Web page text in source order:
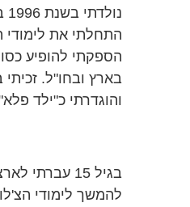
הספקתי להופיע
בארץ ובחו"ל.
והוגדרתי כ"ילד
בגיל 15
להמשך לימודי